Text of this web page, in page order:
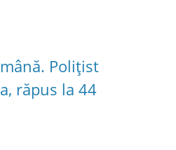
Polițist
răpus la 44